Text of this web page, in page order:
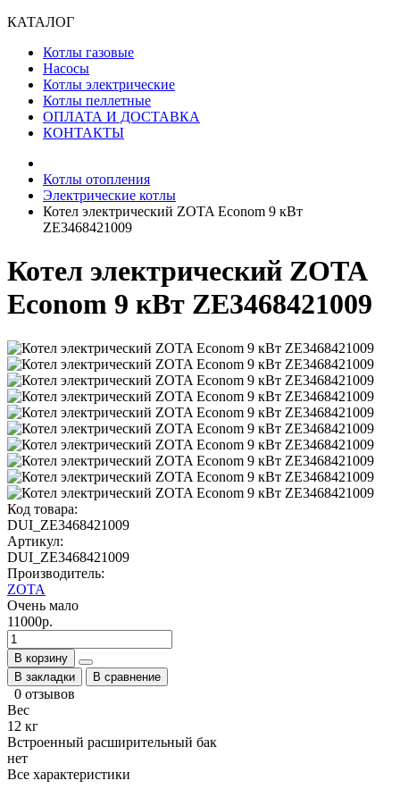
КАТАЛОГ
Котлы газовые
Насосы
Котлы электрические
Котлы пеллетные
ОПЛАТА И ДОСТАВКА
КОНТАКТЫ
Котлы отопления
Электрические котлы
Котел электрический ZOTA Econom 9 кВт
ZE3468421009
Котел электрический ZOTA
Econom 9 кВт ZE3468421009
Код товара:
DUI_ZE3468421009
Артикул:
DUI_ZE3468421009
Производитель:
ZOTA
Очень мало
11000р.
В корзину
В закладки
В сравнение
0 отзывов
Вес
12 кг
Встроенный расширительный бак
нет
Все характеристики